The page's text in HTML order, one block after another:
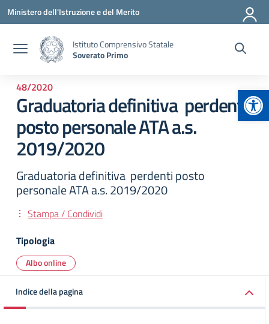
Vai ai contenuti
Vai al menu di navigazione
Vai al footer
Ministero dell'Istruzione e del Merito
Istituto Comprensivo Statale
Soverato Primo
48/2020
Graduatoria definitiva perdenti
posto personale ATA a.s.
2019/2020
Graduatoria definitiva perdenti posto
personale ATA a.s. 2019/2020
Stampa / Condividi
Tipologia
Albo online
Indice della pagina